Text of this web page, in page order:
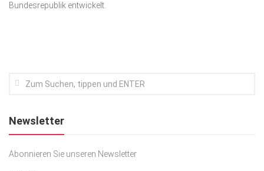
Bundesrepublik entwickelt.
Newsletter
Abonnieren Sie unseren Newsletter